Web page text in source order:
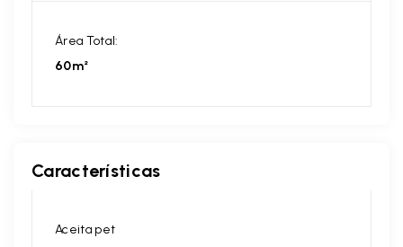
Área Total:
60m²
Características
Aceita pet